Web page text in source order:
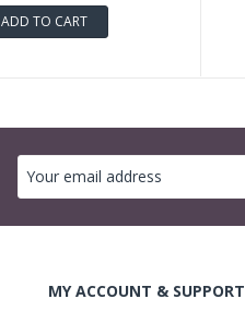
ADD TO CART
MY ACCOUNT & SUPPORT